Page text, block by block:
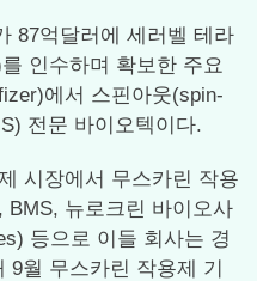
87억달러에 세러벨 테라
인수하며 확보한 주요
에서 스핀아웃(spin-
전문 바이오텍이다.
시장에서 무스카린 작용
뉴로크린 바이오사
등으로 이들 회사는 경
9월 무스카린 작용제 기